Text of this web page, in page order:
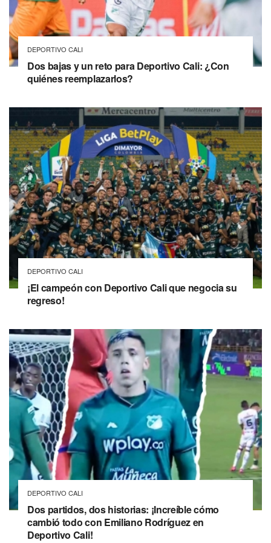
DEPORTIVO CALI
Dos bajas y un reto para Deportivo Cali: ¿Con
quiénes reemplazarlos?
DEPORTIVO CALI
¡El campeón con Deportivo Cali que negocia su
regreso!
DEPORTIVO CALI
Dos partidos, dos historias: ¡Increíble cómo
cambió todo con Emiliano Rodríguez en
Deportivo Cali!